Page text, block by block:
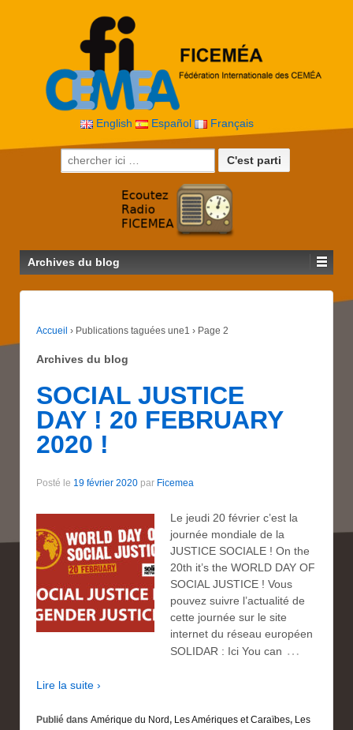
English Español Français
Recherche pour:
Archives du blog
Accueil › Publications taguées une1 › Page 2
Archives du blog
SOCIAL JUSTICE
DAY ! 20 FEBRUARY
2020 !
Posté le 19 février 2020 par Ficemea
Le jeudi 20 février c’est la
journée mondiale de la
JUSTICE SOCIALE ! On the
20th it’s the WORLD DAY OF
SOCIAL JUSTICE ! Vous
pouvez suivre l’actualité de
cette journée sur le site
internet du réseau européen
SOLIDAR : Ici You can …
Lire la suite ›
Publié dans Amérique du Nord, Les Amériques et Caraïbes, Les